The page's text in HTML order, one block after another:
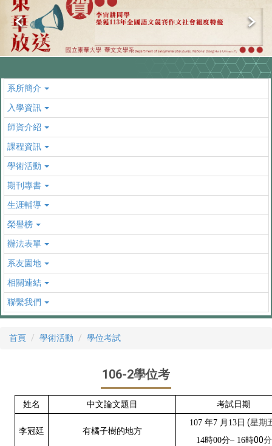
系所簡介
入學資訊
師資介紹
課程資訊
學術活動
期刊專書
生涯輔導
榮譽榜
辦法表單
系友園地
相關連結
聯繫我們
首頁 學術活動 學位考試
106-2學位考
姓名 中文論文題目 考試日期
李冠廷 有橘子樹的地方
107 年7 月13日 (星期
14時00分– 16時00分